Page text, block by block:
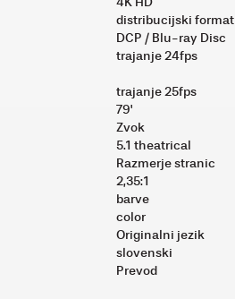
distribucijski format
DCP / Blu-ray Disc
trajanje 24fps
trajanje 25fps
79'
Zvok
5.1 theatrical
Razmerje stranic
2,35:1
barve
color
Originalni jezik
slovenski
Prevod